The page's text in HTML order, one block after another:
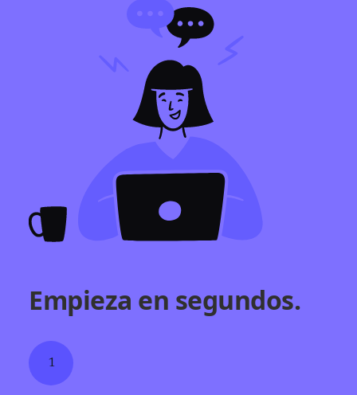
Empieza en segundos.
1